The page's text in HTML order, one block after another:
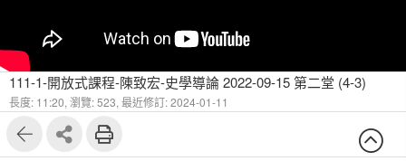
111-1-開放式課程-陳致宏-史學導論 2022-09-15 第二堂 (4-3)
長度: 11:20, 瀏覽: 523, 最近修訂: 2024-01-11